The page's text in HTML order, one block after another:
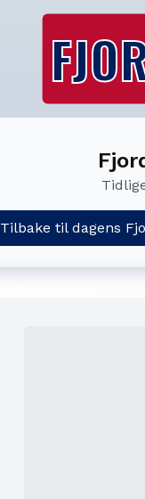
Tilbake til dagens